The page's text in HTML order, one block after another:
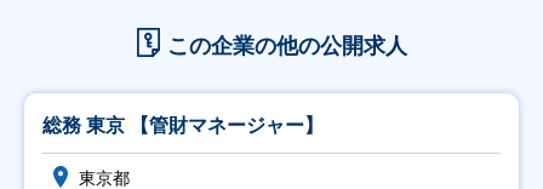
この企業の他の公開求人
総務 東京 【管財マネージャー】
東京都